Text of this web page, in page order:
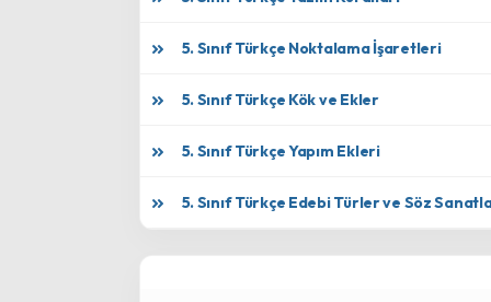
5. Sınıf Türkçe Noktalama İşaretleri
5. Sınıf Türkçe Kök ve Ekler
5. Sınıf Türkçe Yapım Ekleri
5. Sınıf Türkçe Edebi Türler ve Söz